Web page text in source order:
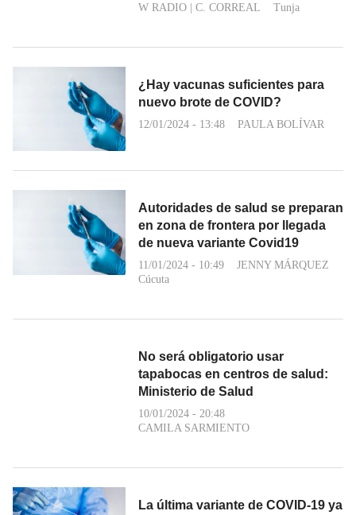
W RADIO | C. CORREAL Tunja
¿Hay vacunas suficientes para
nuevo brote de COVID?
12/01/2024 - 13:48 PAULA BOLÍVAR
Autoridades de salud se preparan
en zona de frontera por llegada
de nueva variante Covid19
11/01/2024 - 10:49
JENNY MÁRQUEZ
Cúcuta
No será obligatorio usar
tapabocas en centros de salud:
Ministerio de Salud
10/01/2024 - 20:48
CAMILA SARMIENTO
La última variante de COVID-19 ya